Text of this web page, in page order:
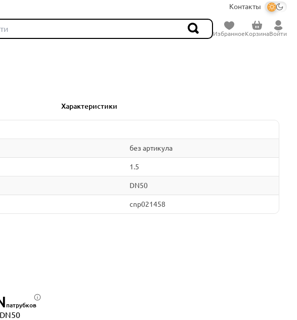
Контакты
ИзбранноеКорзинаВойти
Характеристики
без артикула
1.5
DN50
cnp021458
патрубков
DN50